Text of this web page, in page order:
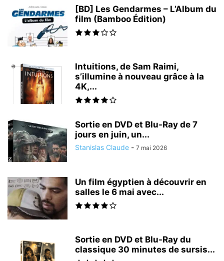
[BD] Les Gendarmes – L’Album du
film (Bamboo Édition)
Intuitions, de Sam Raimi,
s’illumine à nouveau grâce à la
4K,...
Sortie en DVD et Blu-Ray de 7
jours en juin, un...
Stanislas Claude - 7 mai 2026
Un film égyptien à découvrir en
salles le 6 mai avec...
Sortie en DVD et Blu-Ray du
classique 30 minutes de sursis...